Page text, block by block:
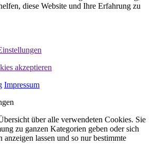
diese Website und Ihre Erfahrung zu
akzeptieren
Impressum
über alle verwendeten Cookies. Sie
zu ganzen Kategorien geben oder sich
lassen und so nur bestimmte